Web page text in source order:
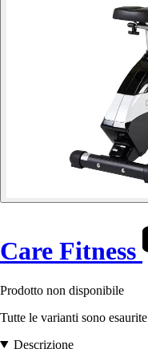
Care Fitness
Prodotto non disponibile
Tutte le varianti sono esaurite
Descrizione